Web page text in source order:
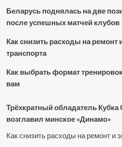
Беларусь поднялась на две
после успешных матчей клубов
Как снизить расходы на ремонт
транспорта
Как выбрать формат
вам
Трёхкратный обладатель
возглавил минское «Динамо»
Как снизить расходы на ремонт и